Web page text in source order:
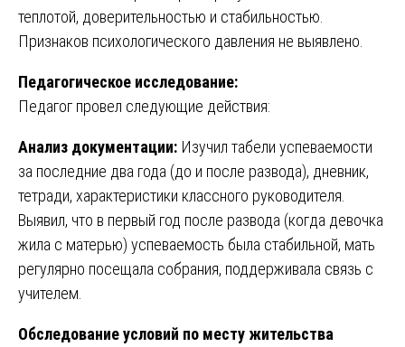
теплотой, доверительностью и стабильностью.
Признаков психологического давления не выявлено.
Педагогическое исследование:
Педагог провел следующие действия:
Анализ документации: Изучил табели успеваемости
за последние два года (до и после развода), дневник,
тетради, характеристики классного руководителя.
Выявил, что в первый год после развода (когда девочка
жила с матерью) успеваемость была стабильной, мать
регулярно посещала собрания, поддерживала связь с
учителем.
Обследование условий по месту жительства